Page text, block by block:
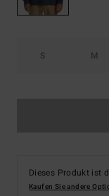
S M
Dieses Produkt ist
Kaufen Sie andere